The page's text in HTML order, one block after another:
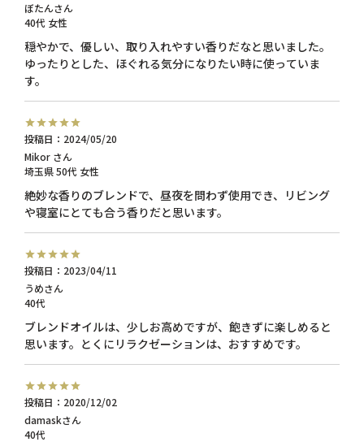
ぼたん
40代 女性
穏やかで、優しい、取り入れやすい香りだなと思いました。
ゆったりとした、ほぐれる気分になりたい時に使っていま
Mikor
埼玉県 50代 女性
投稿日 2024/05/20
絶妙な香りのブレンドで、昼夜を問わず使用でき、リビング
や寝室にとても合う香りだと思います。
うめ
40代
投稿日 2023/04/11
ブレンドオイルは、少しお高めですが、飽きずに楽しめると
思います。とくにリラクゼーションは、おすすめです。
damask
40代
投稿日 2020/12/02